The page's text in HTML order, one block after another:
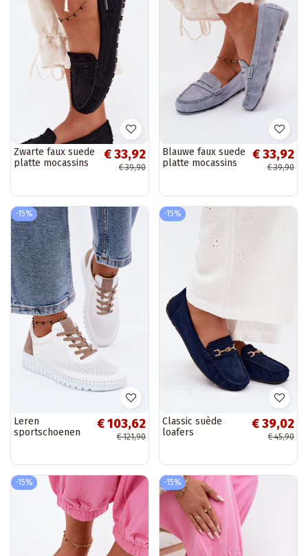
Zwarte faux suede
platte mocassins
€ 33,92
€ 39,90
Blauwe faux suede
platte mocassins
€ 33,92
€ 39,90
-15%
Leren
sportschoenen
witte en bruine
kleur
€ 103,62
€ 121,90
-15%
Classic suède
loafers
€ 39,02
€ 45,90
-15% -15%